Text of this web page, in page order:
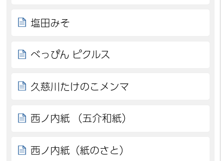
塩田みそ
べっぴん ピクルス
久慈川たけのこメンマ
西ノ内紙 （五介和紙）
西ノ内紙（紙のさと）